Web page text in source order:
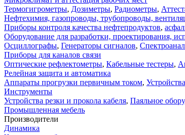
Термогигрометры, Дозиметры, Радиометры,
Нефтехимия, газопроводы, трубопроводы,
Приборы контроля качества нефтепродуктов,
Оборудование для разработки, проектирования,
Осциллографы, Генераторы сигналов,
Приборы для каналов связи
Оптические рефлектометры, Кабельные тестеры,
Релейная защита и автоматика
Аппараты прогрузки первичным током,
Инструменты
Устройства резки и прокола кабеля, Паяльное
Промышленная мебель
Производители
Динамика